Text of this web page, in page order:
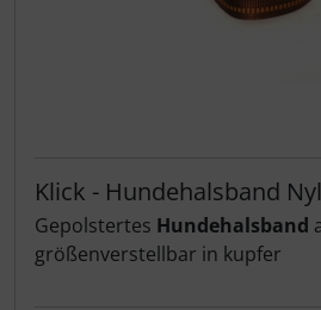
Klick - Hundehalsband
Gepolstertes Hundehalsband
größenverstellbar in kupfer